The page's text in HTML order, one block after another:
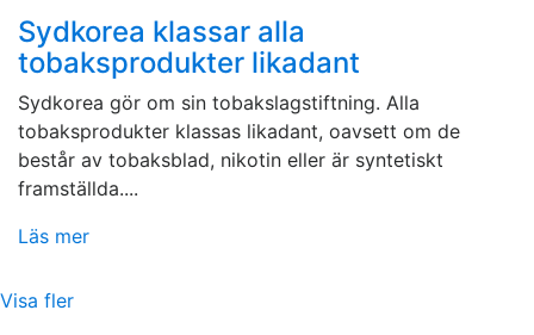
Sydkorea klassar alla
tobaksprodukter likadant
Sydkorea gör om sin tobakslagstiftning. Alla
tobaksprodukter klassas likadant, oavsett om de
består av tobaksblad, nikotin eller är syntetiskt
framställda....
Läs mer
Visa fler